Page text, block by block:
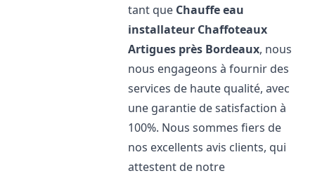
tant que Chauffe eau
installateur Chaffoteaux
Artigues près Bordeaux, nous
nous engageons à fournir des
services de haute qualité, avec
une garantie de satisfaction à
100%. Nous sommes fiers de
nos excellents avis clients, qui
attestent de notre